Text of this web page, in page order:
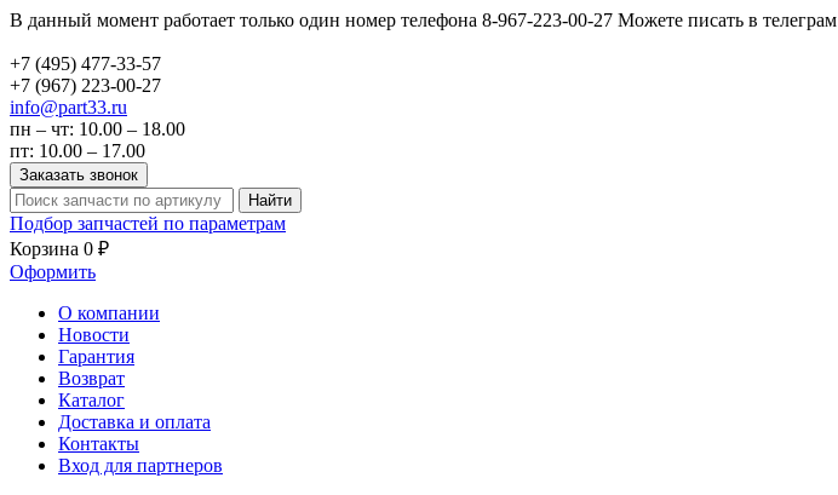
В данный момент работает только один номер телефона 8-967-223-00-27 Можете писать в телеграм
+7 (495) 477-33-57
+7 (967) 223-00-27
info@part33.ru
пн – чт: 10.00 – 18.00
пт: 10.00 – 17.00
Заказать звонок
Найти
Подбор запчастей по параметрам
Корзина 0 ₽
Оформить
О компании
Новости
Гарантия
Возврат
Каталог
Доставка и оплата
Контакты
Вход для партнеров